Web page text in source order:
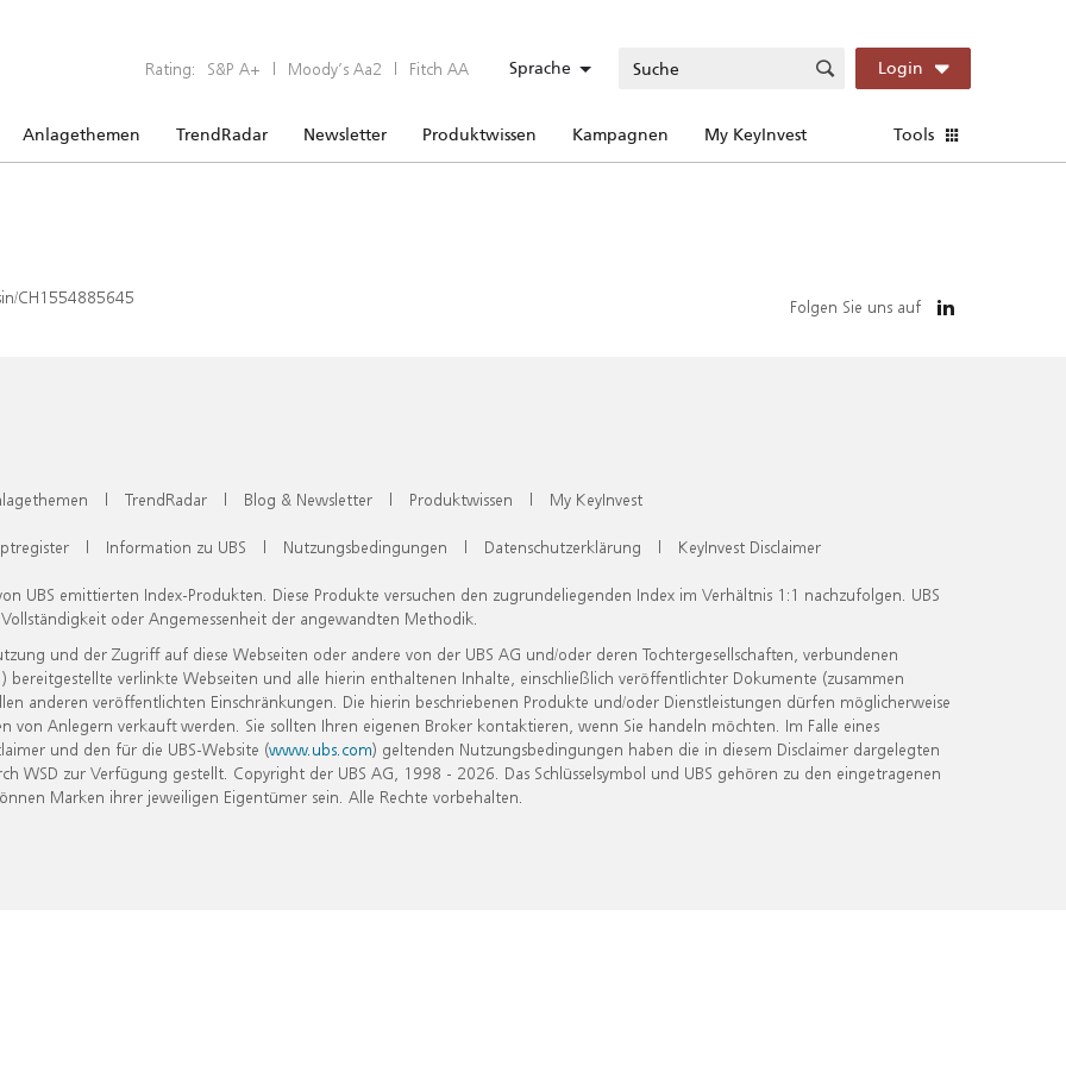
Rating: S&P A+ | Moody’s Aa2 | Fitch AA Sprache Login
Anlagethemen TrendRadar Newsletter Produktwissen Kampagnen My KeyInvest Tools
CH1554885645 Folgen Sie uns auf
| TrendRadar | Blog & Newsletter | Produktwissen | My KeyInvest
| Information zu UBS | Nutzungsbedingungen | Datenschutzerklärung | KeyInvest Disclaimer
UBS emittierten Index-Produkten. Diese Produkte versuchen den zugrundeliegenden Index im Verhältnis 1:1 nachzufolgen. UBS
oder Angemessenheit der angewandten Methodik.
und der Zugriff auf diese Webseiten oder andere von der UBS AG und/oder deren Tochtergesellschaften, verbundenen
verlinkte Webseiten und alle hierin enthaltenen Inhalte, einschließlich veröffentlichter Dokumente (zusammen
anderen veröffentlichten Einschränkungen. Die hierin beschriebenen Produkte und/oder Dienstleistungen dürfen möglicherweise
Anlegern verkauft werden. Sie sollten Ihren eigenen Broker kontaktieren, wenn Sie handeln möchten. Im Falle eines
und den für die UBS-Website (www.ubs.com) geltenden Nutzungsbedingungen haben die in diesem Disclaimer dargelegten
zur Verfügung gestellt. Copyright der UBS AG, 1998 - 2026. Das Schlüsselsymbol und UBS gehören zu den eingetragenen
Marken ihrer jeweiligen Eigentümer sein. Alle Rechte vorbehalten.